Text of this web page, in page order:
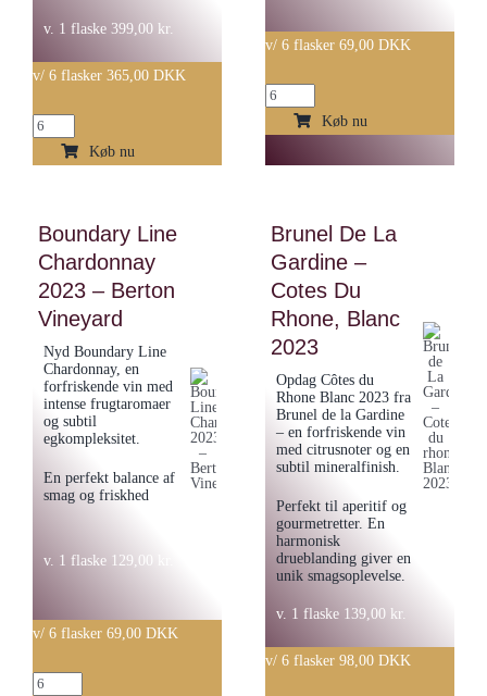
v. 1 flaske 399,00 kr.
v/ 6 flasker 365,00 DKK
Chateau
Chateauneuf
du
Pape
Tradition
2022
antal
Køb nu
v/ 6 flasker 69,00 DKK
Boundary
Berton
Vineyard
antal
Køb nu
Boundary Line
Chardonnay
2023 – Berton
Vineyard
Nyd Boundary Line
Chardonnay, en
forfriskende vin med
intense frugtaromaer
og subtil
egkompleksitet.
En perfekt balance af
smag og friskhed
v. 1 flaske 129,00
v/ 6 flasker 69,00 DKK
Boundary
Brunel De La
Gardine –
Cotes Du
Rhone, Blanc
2023
Opdag Côtes du
Rhone Blanc 2023 fra
Brunel de la Gardine
– en forfriskende vin
med citrusnoter og en
subtil mineralfinish.
Perfekt til aperitif og
gourmetretter. En
harmonisk
drueblanding giver en
unik smagsoplevelse.
v. 1 flaske 139,00 kr.
v/ 6 flasker 98,00 DKK